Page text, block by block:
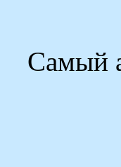
Самый